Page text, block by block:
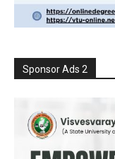
Sponsor Ads 2